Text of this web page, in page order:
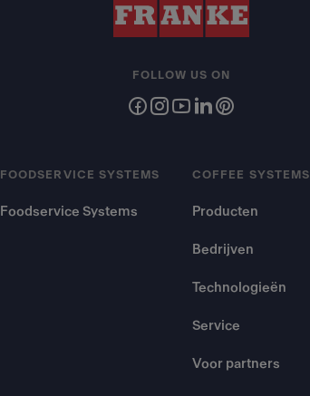
FOODSERVICE SYSTEMS
Foodservice Systems
COFFEE SYSTEMS
Producten
Bedrijven
Technologieën
Service
Voor partners
FOLLOW US ON